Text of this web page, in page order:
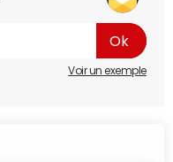
Voir un exemple